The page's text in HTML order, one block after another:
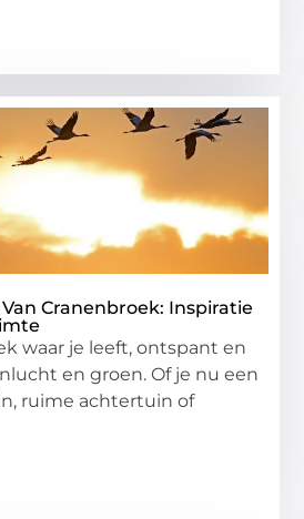
Cranenbroek: Inspiratie
waar je leeft, ontspant en
en groen. Of je nu een
ruime achtertuin of